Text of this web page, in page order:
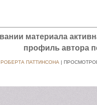
материала
профиль автора
ПАТТИНСОНА |